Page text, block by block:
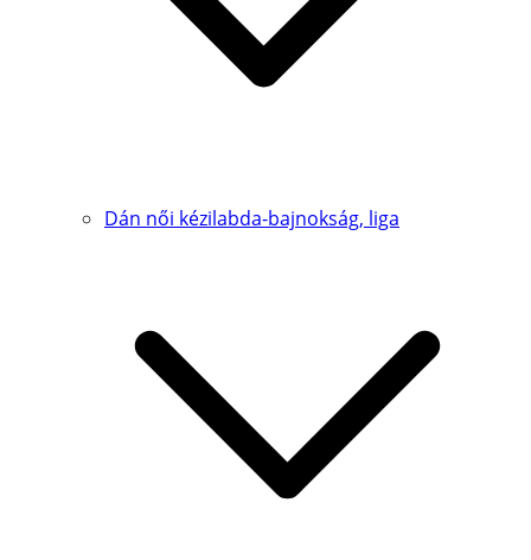
Dán női kézilabda-bajnokság, liga